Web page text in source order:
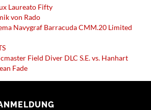
Laureato Fifty
von Rado
Navygraf Barracuda CMM.20 Limited
Field Diver DLC S.E. vs. Hanhart
Fade